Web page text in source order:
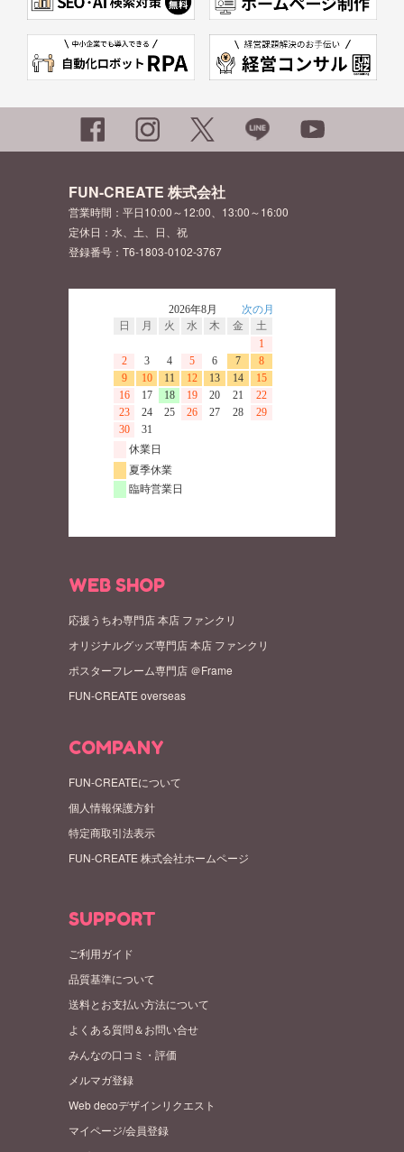
FUN-CREATE 株式会社
営業時間：平日10:00～12:00、13:00～16:00
定休日：水、土、日、祝
登録番号：T6-1803-0102-3767
WEB SHOP
応援うちわ専門店 本店 ファンクリ
オリジナルグッズ専門店 本店 ファンクリ
ポスターフレーム専門店 ＠Frame
FUN-CREATE overseas
COMPANY
FUN-CREATEについて
個人情報保護方針
特定商取引法表示
FUN-CREATE 株式会社ホームページ
SUPPORT
ご利用ガイド
品質基準について
送料とお支払い方法について
よくある質問＆お問い合せ
みんなの口コミ・評価
メルマガ登録
Web decoデザインリクエスト
マイページ/会員登録